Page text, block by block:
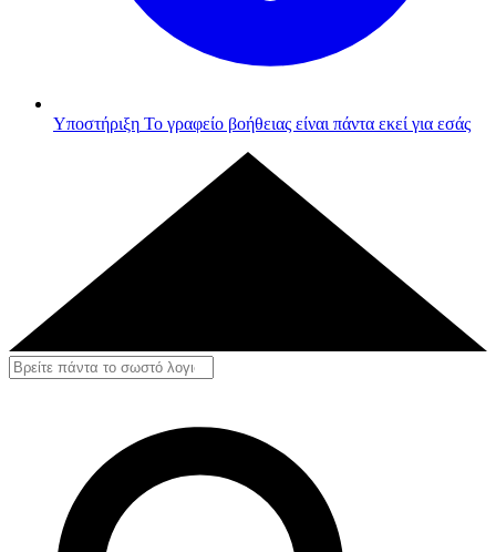
Υποστήριξη Το γραφείο βοήθειας είναι πάντα εκεί για εσάς